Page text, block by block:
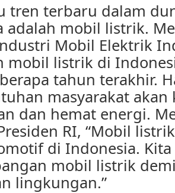
tren terbaru dalam
adalah mobil listrik.
Mobil Elektrik
mobil listrik di
tahun terakhir.
masyarakat akan
dan hemat energi.
RI, “Mobil
di Indonesia.
mobil listrik
lingkungan.”